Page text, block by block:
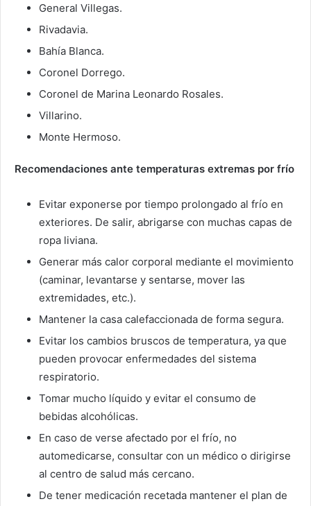
General Villegas.
Rivadavia.
Bahía Blanca.
Coronel Dorrego.
Coronel de Marina Leonardo Rosales.
Villarino.
Monte Hermoso.
Recomendaciones ante temperaturas extremas por frío
Evitar exponerse por tiempo prolongado al frío en
exteriores. De salir, abrigarse con muchas capas de
ropa liviana.
Generar más calor corporal mediante el movimiento
(caminar, levantarse y sentarse, mover las
extremidades, etc.).
Mantener la casa calefaccionada de forma segura.
Evitar los cambios bruscos de temperatura, ya que
pueden provocar enfermedades del sistema
respiratorio.
Tomar mucho líquido y evitar el consumo de
bebidas alcohólicas.
En caso de verse afectado por el frío, no
automedicarse, consultar con un médico o dirigirse
al centro de salud más cercano.
De tener medicación recetada mantener el plan de